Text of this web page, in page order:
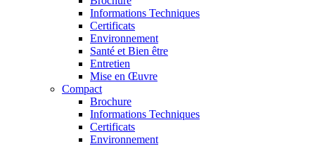
Informations Techniques
Certificats
Environnement
Santé et Bien être
Entretien
Mise en Œuvre
Compact
Brochure
Informations Techniques
Certificats
Environnement